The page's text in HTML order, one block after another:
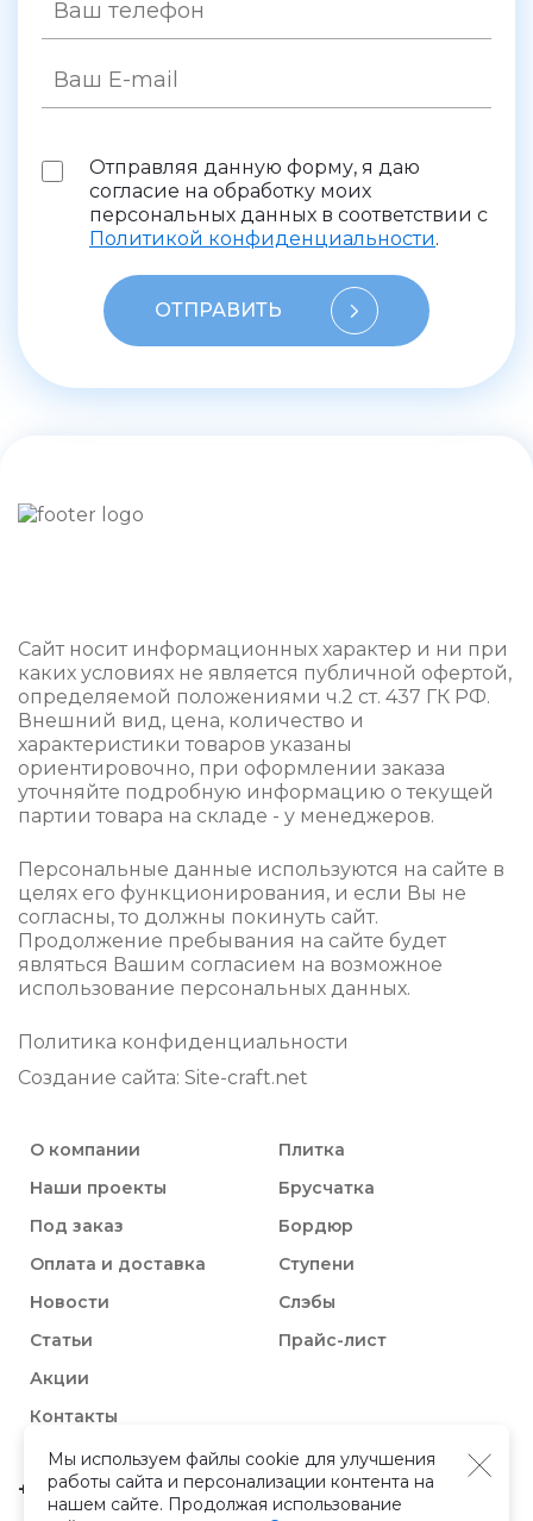
Отправляя данную форму, я даю
согласие на обработку моих
персональных данных в соответствии с
Политикой конфиденциальности.
ОТПРАВИТЬ
Сайт носит информационных характер и ни при
каких условиях не является публичной офертой,
определяемой положениями ч.2 ст. 437 ГК РФ.
Внешний вид, цена, количество и
характеристики товаров указаны
ориентировочно, при оформлении заказа
уточняйте подробную информацию о текущей
партии товара на складе - у менеджеров.
Персональные данные используются на сайте в
целях его функционирования, и если Вы не
согласны, то должны покинуть сайт.
Продолжение пребывания на сайте будет
являться Вашим согласием на возможное
использование персональных данных.
Политика конфиденциальности
Создание сайтa: Site-craft.net
О компании
Наши проекты
Под заказ
Оплата и доставка
Новости
Статьи
Акции
Контакты
Плитка
Брусчатка
Бордюр
Ступени
Слэбы
Прайс-лист
+7 (495) 133-74-93
Мы используем файлы cookie для улучшения
работы сайта и персонализации контента на
нашем сайте. Продолжая использование